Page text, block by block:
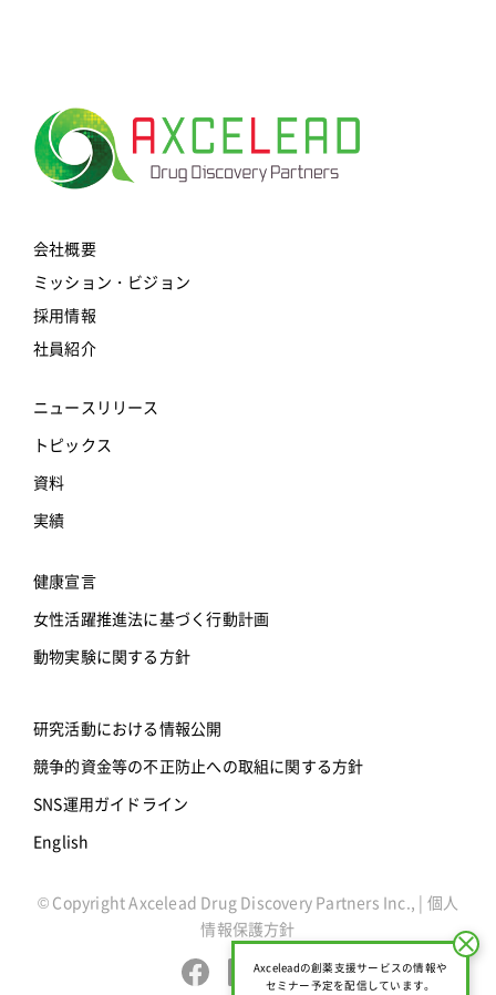
会社概要
ミッション・ビジョン
採用情報
社員紹介
ニュースリリース
トピックス
資料
実績
健康宣言
女性活躍推進法に基づく行動計画
動物実験に関する方針
研究活動における情報公開
競争的資金等の不正防止への取組に関する方針
SNS運用ガイドライン
English
© Copyright Axcelead Drug Discovery Partners Inc., | 個人
情報保護方針
close
Axceleadの創薬支援サービスの情報や
セミナー予定を配信しています。